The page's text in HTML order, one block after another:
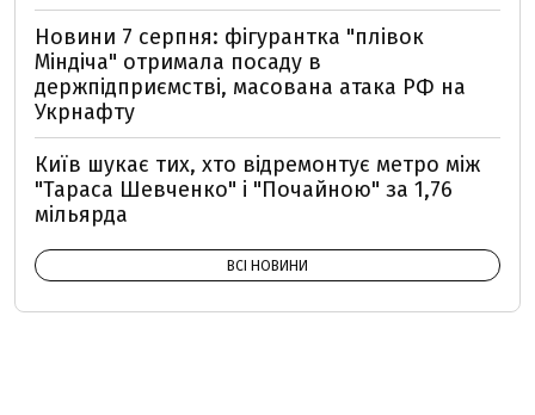
Новини 7 серпня: фігурантка "плівок
Міндіча" отримала посаду в
держпідприємстві, масована атака РФ на
Укрнафту
Київ шукає тих, хто відремонтує метро між
"Тараса Шевченко" і "Почайною" за 1,76
мільярда
ВСІ НОВИНИ